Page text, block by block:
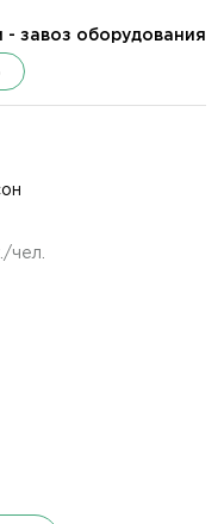
чел.
- завоз оборудования